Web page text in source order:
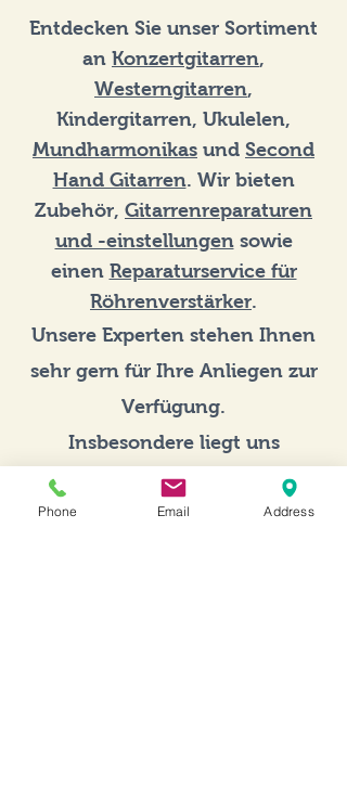
Entdecken Sie unser Sortiment
an Konzertgitarren,
Westerngitarren,
Kindergitarren, Ukulelen,
Mundharmonikas und Second
Hand Gitarren. Wir bieten
Zubehör, Gitarrenreparaturen
und -einstellungensowie
einen Reparaturservice für
Röhrenverstärker.
Unsere Experten stehen Ihnen
sehr gern für Ihre Anliegen zur
Verfügung.
Insbesondere liegt uns
Beratung für
Gitarrenanfänger
am Herzen!
Phone Email Address